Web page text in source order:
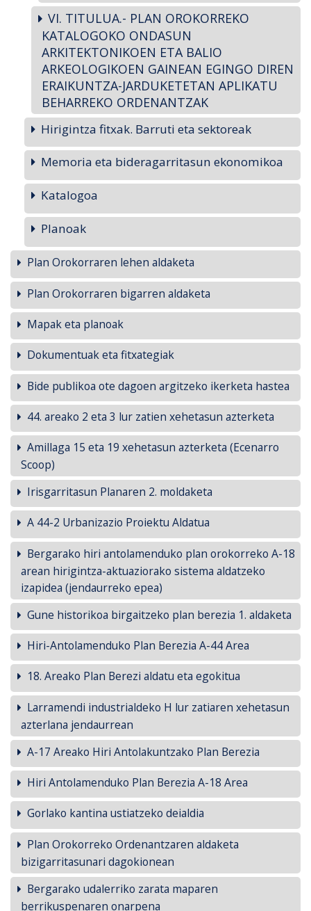
VI. TITULUA.- PLAN OROKORREKO
KATALOGOKO ONDASUN
ARKITEKTONIKOEN ETA BALIO
ARKEOLOGIKOEN GAINEAN EGINGO DIREN
ERAIKUNTZA-JARDUKETETAN APLIKATU
BEHARREKO ORDENANTZAK
Hirigintza fitxak. Barruti eta sektoreak
Memoria eta bideragarritasun ekonomikoa
Katalogoa
Planoak
Plan Orokorraren lehen aldaketa
Plan Orokorraren bigarren aldaketa
Mapak eta planoak
Dokumentuak eta fitxategiak
Bide publikoa ote dagoen argitzeko ikerketa hastea
44. areako 2 eta 3 lur zatien xehetasun azterketa
Amillaga 15 eta 19 xehetasun azterketa (Ecenarro
Scoop)
Irisgarritasun Planaren 2. moldaketa
A 44-2 Urbanizazio Proiektu Aldatua
Bergarako hiri antolamenduko plan orokorreko A-18
arean hirigintza-aktuaziorako sistema aldatzeko
izapidea (jendaurreko epea)
Gune historikoa birgaitzeko plan berezia 1. aldaketa
Hiri-Antolamenduko Plan Berezia A-44 Area
18. Areako Plan Berezi aldatu eta egokitua
Larramendi industrialdeko H lur zatiaren xehetasun
azterlana jendaurrean
A-17 Areako Hiri Antolakuntzako Plan Berezia
Hiri Antolamenduko Plan Berezia A-18 Area
Gorlako kantina ustiatzeko deialdia
Plan Orokorreko Ordenantzaren aldaketa
bizigarritasunari dagokionean
Bergarako udalerriko zarata maparen
berrikuspenaren onarpena